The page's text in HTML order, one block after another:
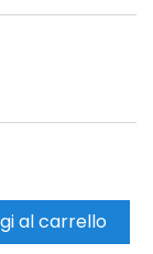
al carrello